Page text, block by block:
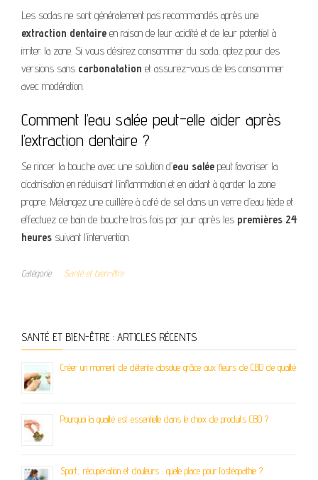
Les sodas ne sont généralement pas recommandés après une
extraction dentaire en raison de leur acidité et de leur potentiel à
irriter la zone. Si vous désirez consommer du soda, optez pour des
versions sans carbonatation et assurez-vous de les consommer
avec modération.
Comment l’eau salée peut-elle aider après
l’extraction dentaire ?
Se rincer la bouche avec une solution d’eau salée peut favoriser la
cicatrisation en réduisant l’inflammation et en aidant à garder la zone
propre. Mélangez une cuillère à café de sel dans un verre d’eau tiède et
effectuez ce bain de bouche trois fois par jour après les premières 24
heures suivant l’intervention.
Catégorie Santé et bien-être
SANTÉ ET BIEN-ÊTRE : ARTICLES RÉCENTS
Créer un moment de détente absolue grâce aux fleurs de CBD de qualité
Pourquoi la qualité est essentielle dans le choix de produits CBD ?
Sport, récupération et douleurs : quelle place pour l’ostéopathie ?